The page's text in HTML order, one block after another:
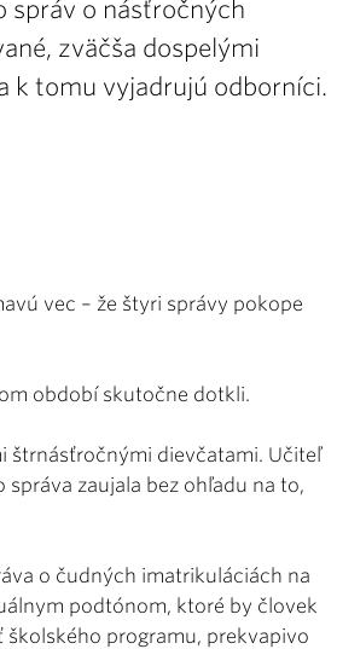
správ o násťročných
zväčša dospelými
k tomu vyjadrujú odborníci.
vec – že štyri správy pokope
období skutočne dotkli.
štrnásťročnými dievčatami. Učiteľ
zaujala bez ohľadu na to,
o čudných imatrikuláciách na
podtónom, ktoré by človek
programu, prekvapivo